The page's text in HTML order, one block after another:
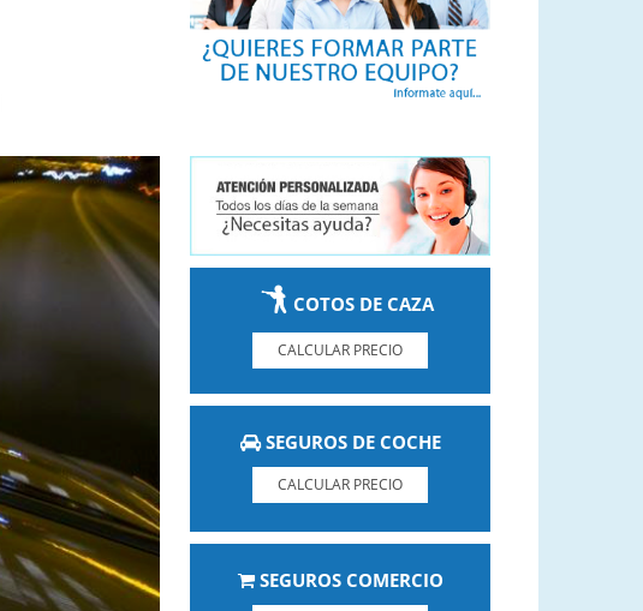
COTOS DE CAZA
CALCULAR PRECIO
SEGUROS DE COCHE
CALCULAR PRECIO
SEGUROS COMERCIO